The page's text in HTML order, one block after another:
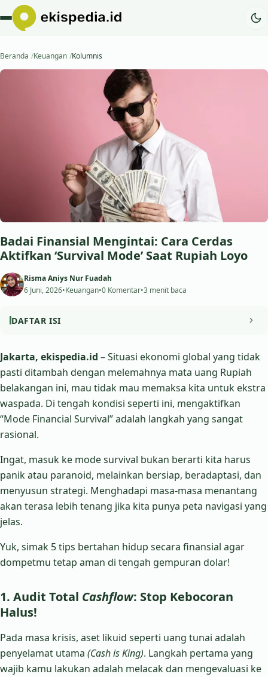
Beranda Keuangan Kolumnis
Badai Finansial Mengintai: Cara Cerdas
Aktifkan ‘Survival Mode’ Saat Rupiah Loyo
Risma Aniys Nur Fuadah
6 Juni, 2026•Keuangan•0 Komentar•3 menit baca
DAFTAR ISI
1. Audit Total Cashflow: Stop Kebocoran Halus!
2. Perkuat Dana Darurat (Upgrade Level!)
3. Siasati Inflasi dan Pelemahan Rupiah
4. Kelola Utang dengan Super Ketat
5. Investasi Terbaik Saat Ini: Up-Skilling & Side Hustle
Kesimpulan
Jakarta, ekispedia.id – Situasi ekonomi global yang tidak
pasti ditambah dengan melemahnya mata uang Rupiah
belakangan ini, mau tidak mau memaksa kita untuk ekstra
waspada. Di tengah kondisi seperti ini, mengaktifkan
“Mode Financial Survival” adalah langkah yang sangat
rasional.
Ingat, masuk ke mode survival bukan berarti kita harus
panik atau paranoid, melainkan bersiap, beradaptasi, dan
menyusun strategi. Menghadapi masa-masa menantang
akan terasa lebih tenang jika kita punya peta navigasi yang
jelas.
Yuk, simak 5 tips bertahan hidup secara finansial agar
dompetmu tetap aman di tengah gempuran dolar!
1. Audit Total Cashflow: Stop Kebocoran
Halus!
Pada masa krisis, aset likuid seperti uang tunai adalah
penyelamat utama (Cash is King). Langkah pertama yang
wajib kamu lakukan adalah melacak dan mengevaluasi ke